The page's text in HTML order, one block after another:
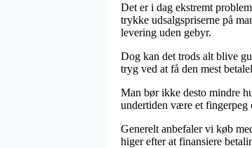
Det er i dag ekstremt
trykke udsalgspriserne på
levering uden gebyr.
Dog kan det trods alt blive
tryg ved at få den mest
Man bør ikke desto mindre
undertiden være et fingerpeg
Generelt anbefaler vi køb
higer efter at finansiere